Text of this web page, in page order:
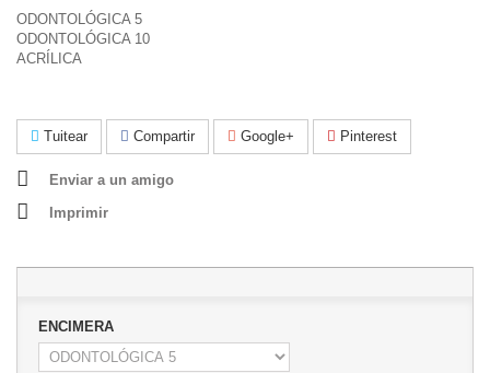
ODONTOLÓGICA 5
ODONTOLÓGICA 10
ACRÍLICA
Tuitear Compartir Google+ Pinterest
Enviar a un amigo
Imprimir
ENCIMERA